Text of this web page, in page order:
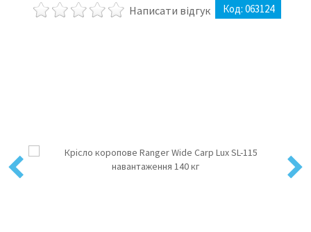
Написати відгук Код: 063124
Previous Next